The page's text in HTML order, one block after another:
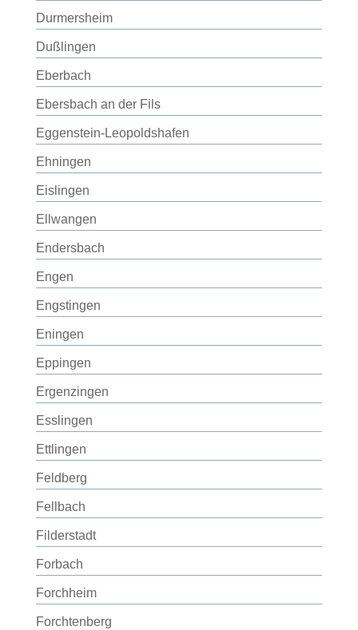
Durmersheim
Dußlingen
Eberbach
Ebersbach an der Fils
Eggenstein-Leopoldshafen
Ehningen
Eislingen
Ellwangen
Endersbach
Engen
Engstingen
Eningen
Eppingen
Ergenzingen
Esslingen
Ettlingen
Feldberg
Fellbach
Filderstadt
Forbach
Forchheim
Forchtenberg